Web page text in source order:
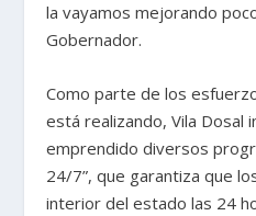
la vayamos mejorando
Gobernador.
Como parte de los
está realizando, Vila Dosal
emprendido diversos
24/7”, que garantiza que
interior del estado las 24